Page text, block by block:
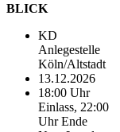
BLICK
KD
Anlegestelle
Köln/Altstadt
13.12.2026
18:00 Uhr
Einlass, 22:00
Uhr Ende